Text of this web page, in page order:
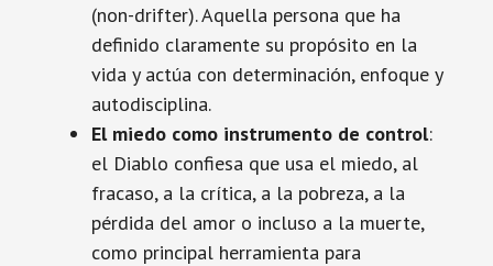
(non-drifter). Aquella persona que ha
definido claramente su propósito en la
vida y actúa con determinación, enfoque y
autodisciplina.
El miedo como instrumento de control:
el Diablo confiesa que usa el miedo, al
fracaso, a la crítica, a la pobreza, a la
pérdida del amor o incluso a la muerte,
como principal herramienta para